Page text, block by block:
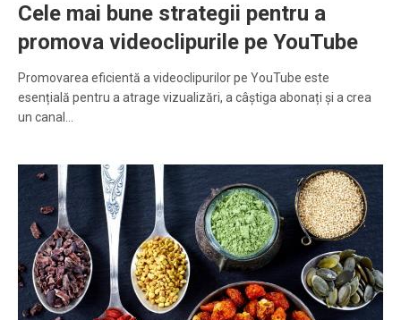
Cele mai bune strategii pentru a
promova videoclipurile pe YouTube
Promovarea eficientă a videoclipurilor pe YouTube este
esențială pentru a atrage vizualizări, a câștiga abonați și a crea
un canal…